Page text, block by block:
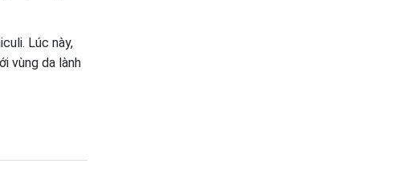
Lúc này,
vùng da lành